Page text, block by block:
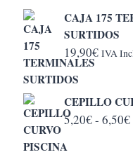
CAJA 175
SURTIDOS
19,90€ IVA
CEPILLO
5,20€- 6,50€